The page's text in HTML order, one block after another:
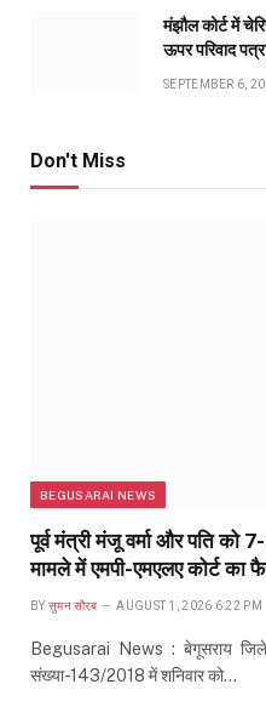
मंझौल कोर्ट में
ऊपर परिवाद
SEPTEMBER 6,
Don't Miss
BEGUSARAI NEWS
पूर्व मंत्री मंजू वर्मा और पति को
मामले में एमपी-एमएलए कोर्ट का
BY सुमन सौरब AUGUST 1, 2026 6:22 PM
Begusarai News : बेगूसराय जिले
संख्या-143/2018 में शनिवार को…